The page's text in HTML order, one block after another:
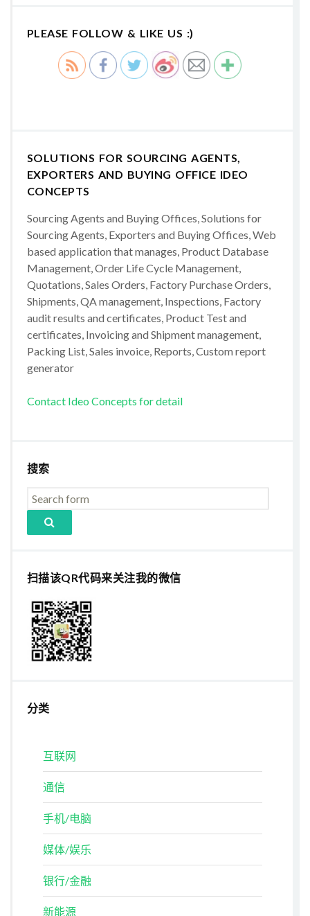
PLEASE FOLLOW & LIKE US :)
SOLUTIONS FOR SOURCING AGENTS,
EXPORTERS AND BUYING OFFICE IDEO
CONCEPTS
Sourcing Agents and Buying Offices, Solutions for
Sourcing Agents, Exporters and Buying Offices, Web
based application that manages, Product Database
Management, Order Life Cycle Management,
Quotations, Sales Orders, Factory Purchase Orders,
Shipments, QA management, Inspections, Factory
audit results and certificates, Product Test and
certificates, Invoicing and Shipment management,
Packing List, Sales invoice, Reports, Custom report
generator
Contact Ideo Concepts for detail
搜索
扫描该QR代码来关注我的微信
分类
互联网
通信
手机/电脑
媒体/娱乐
银行/金融
新能源